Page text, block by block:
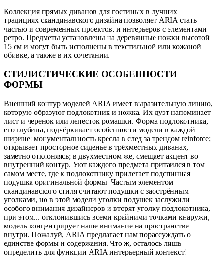
Коллекция прямых диванов для гостиных в лучших
традициях скандинавского дизайна позволяет ARIA стать
частью и современных проектов, и интерьеров с элементами
ретро. Предметы установлены на деревянные ножки высотой
15 см и могут быть исполнены в текстильной или кожаной
обивке, а также в их сочетании.
СТИЛИСТИЧЕСКИЕ ОСОБЕННОСТИ
ФОРМЫ
Внешний контур моделей ARIA имеет выразительную линию,
которую образуют подлокотник и ножка. Их дуэт напоминает
лист и черенок или лепесток ромашки. Форма подлокотника,
его глубина, подчёркивает особенности модели в каждой
ширине: монументальность кресла в след за трендом reinforce;
открывает просторное сиденье в трёхместных диванах,
заметно отклоняясь; в двухместном же, смещает акцент во
внутренний контур. Уют каждого предмета притаился в том
самом месте, где к подлокотнику прилегает подспинная
подушка оригинальной формы. Частым элементом
скандинавского стиля считают подушки с заострённым
уголками, но в этой модели уголки подушек заслужили
особого внимания дизайнеров и вторят уголку подлокотника,
при этом... отклонившись всеми крайними точками кнаружи,
модель концентрирует наше внимание на пространстве
внутри. Пожалуй, ARIA предлагает нам порассуждать о
единстве формы и содержания. Что ж, осталось лишь
определить для функции ARIA интерьерный контекст!